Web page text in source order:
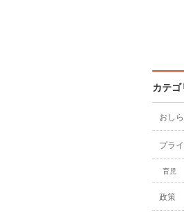
カテゴ
おし
プラ
育児
政策